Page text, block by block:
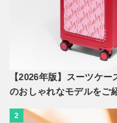
【2026年版】スーツケ
のおしゃれなモデルをご
2